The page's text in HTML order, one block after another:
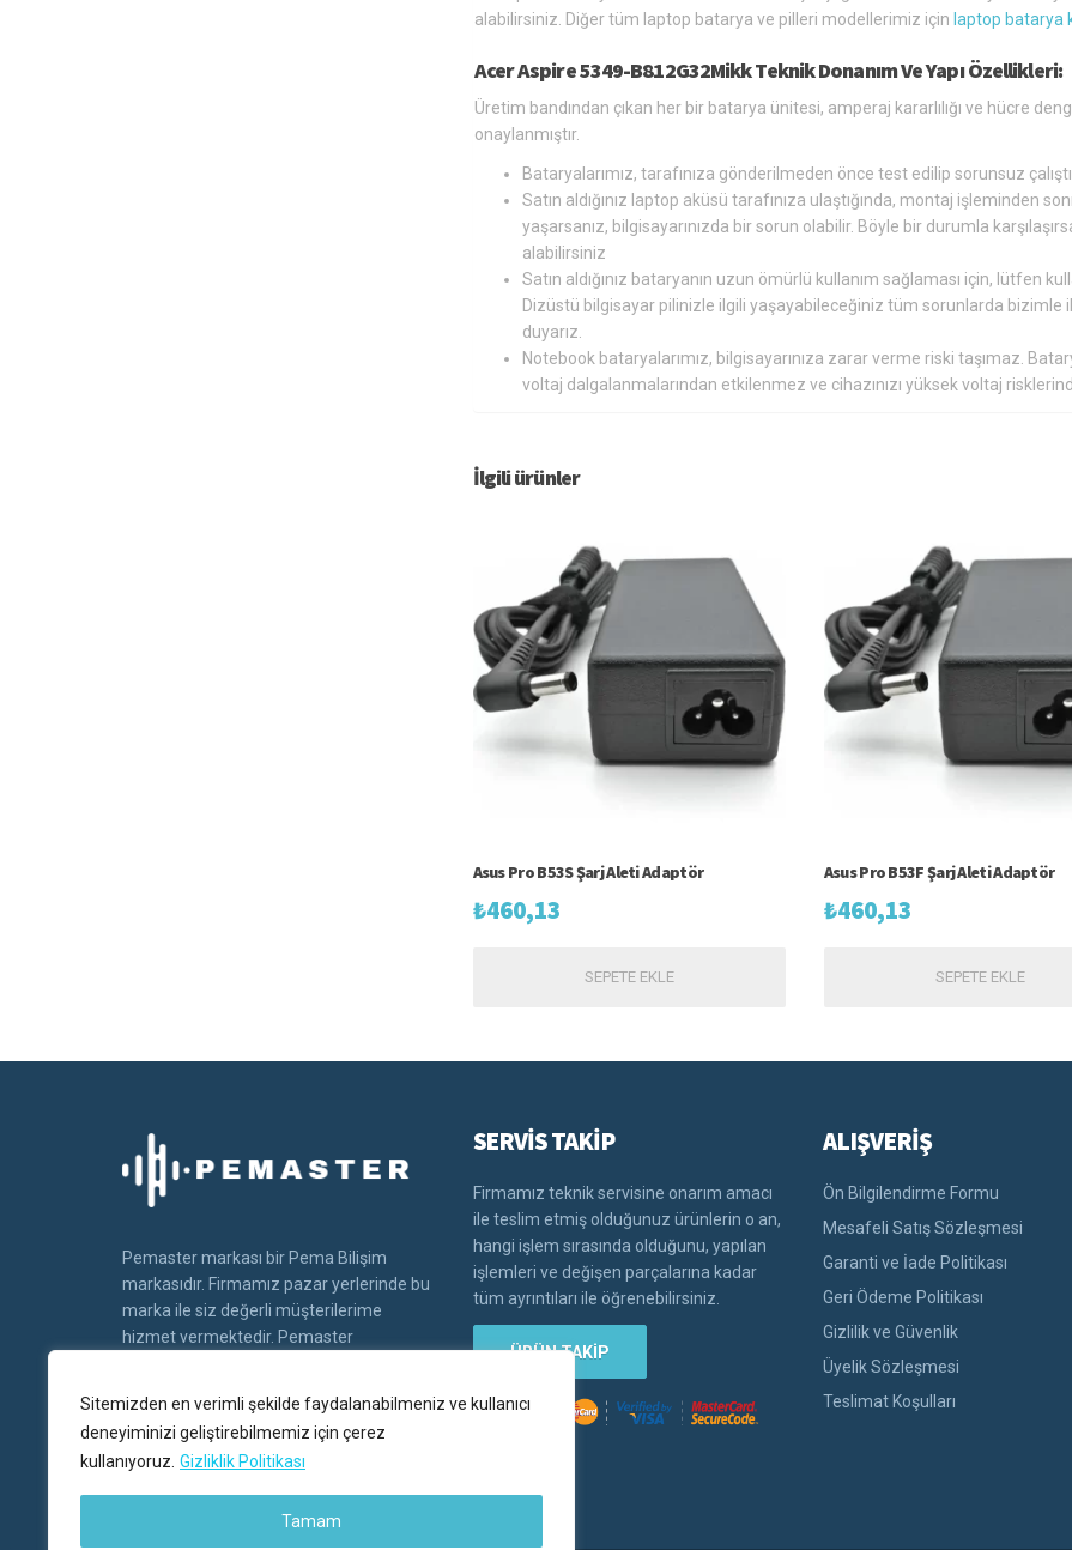
Sitemizden en verimli şekilde faydalanabilmeniz ve kullanıcı
deneyiminizi geliştirebilmemiz için çerez
kullanıyoruz. Gizliklik Politikası
Tamam
alabilirsiniz. Diğer tüm laptop batarya ve pilleri modellerimiz için laptop batarya
Acer Aspire 5349-B812G32Mikk Teknik Donanım Ve Yapı Özellikleri:
Üretim bandından çıkan her bir batarya ünitesi, amperaj kararlılığı ve hücre
onaylanmıştır.
Bataryalarımız, tarafınıza gönderilmeden önce test edilip sorunsuz
Satın aldığınız laptop aküsü tarafınıza ulaştığında, montaj işleminden
yaşarsanız, bilgisayarınızda bir sorun olabilir. Böyle bir durumla
alabilirsiniz
Satın aldığınız bataryanın uzun ömürlü kullanım sağlaması için, lütfen
Dizüstü bilgisayar pilinizle ilgili yaşayabileceğiniz tüm sorunlarda bizimle
duyarız.
Notebook bataryalarımız, bilgisayarınıza zarar verme riski taşımaz.
voltaj dalgalanmalarından etkilenmez ve cihazınızı yüksek voltaj
İlgili ürünler
Asus Pro B53S Şarj Aleti Adaptör
₺460,13
SEPETE EKLE
Asus Pro B53F Şarj Aleti Adaptör
₺460,13
SEPETE EKLE
Pemaster markası bir Pema Bilişim
markasıdır. Firmamız pazar yerlerinde bu
marka ile siz değerli müşterilerime
hizmet vermektedir. Pemaster
SERVİS TAKİP
Firmamız teknik servisine onarım amacı
ile teslim etmiş olduğunuz ürünlerin o an,
hangi işlem sırasında olduğunu, yapılan
işlemleri ve değişen parçalarına kadar
tüm ayrıntıları ile öğrenebilirsiniz.
ÜRÜN TAKİP
ALIŞVERİŞ
Ön Bilgilendirme Formu
Mesafeli Satış Sözleşmesi
Garanti ve İade Politikası
Geri Ödeme Politikası
Gizlilik ve Güvenlik
Üyelik Sözleşmesi
Teslimat Koşulları